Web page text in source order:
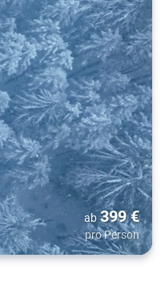
ab 399€
pro Person